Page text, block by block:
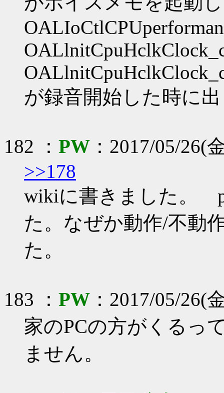
が録音開始した時に
182 ： PW ：2017/05/26(
>>178
wikiに書きました。
た。なぜか動作/不動
た。
183 ： PW ：2017/05/26(
家のPCの方がくるっ
ません。